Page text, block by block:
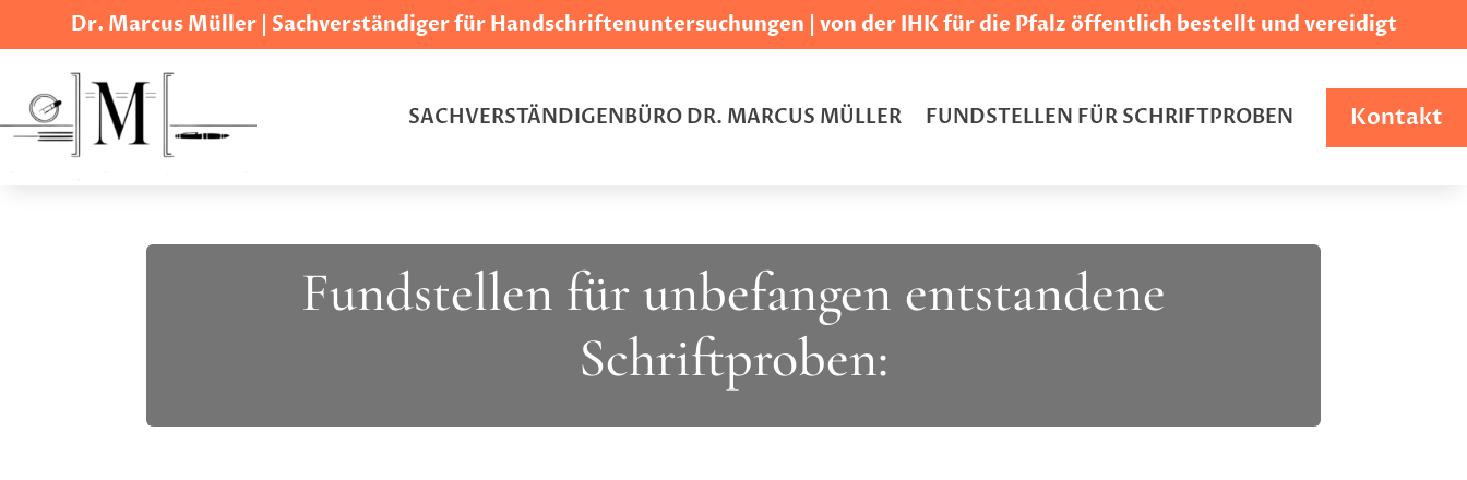
Dr. Marcus Müller | Sachverständiger für Handschriftenuntersuchungen | von der IHK für die Pfalz öffentlich bestellt und vereidigt
SACHVERSTÄNDIGENBÜRO DR. MARCUS MÜLLER FUNDSTELLEN FÜR SCHRIFTPROBEN Kontakt
Fundstellen für unbefangen entstandene
Schriftproben: